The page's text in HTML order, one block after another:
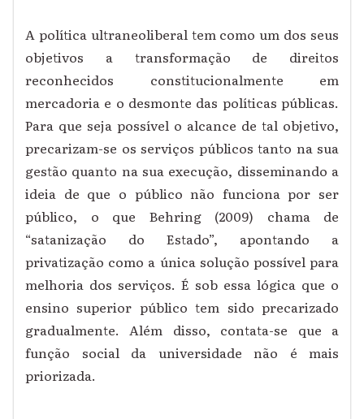
A política ultraneoliberal tem como um dos seus
objetivos a transformação de direitos
reconhecidos constitucionalmente em
mercadoria e o desmonte das políticas públicas.
Para que seja possível o alcance de tal objetivo,
precarizam-se os serviços públicos tanto na sua
gestão quanto na sua execução, disseminando a
ideia de que o público não funciona por ser
público, o que Behring (2009) chama de
“satanização do Estado”, apontando a
privatização como a única solução possível para
melhoria dos serviços. É sob essa lógica que o
ensino superior público tem sido precarizado
gradualmente. Além disso, contata-se que a
função social da universidade não é mais
priorizada.